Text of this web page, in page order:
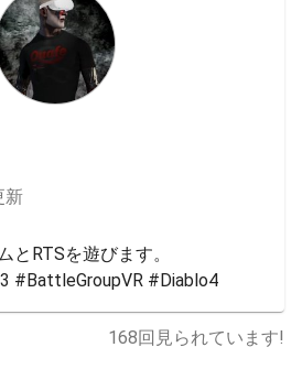
新
とRTSを遊びます。
#BattleGroupVR #Diablo4
168回見られています!